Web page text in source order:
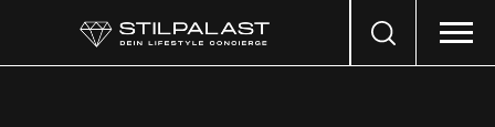
Search